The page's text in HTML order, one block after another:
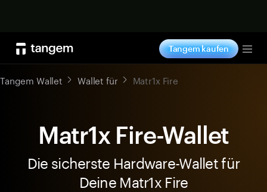
Tangem kaufen
Tangem Wallet Wallet für Matr1x Fire
Matr1x Fire-Wallet
Die sicherste Hardware-Wallet für
Deine Matr1x Fire